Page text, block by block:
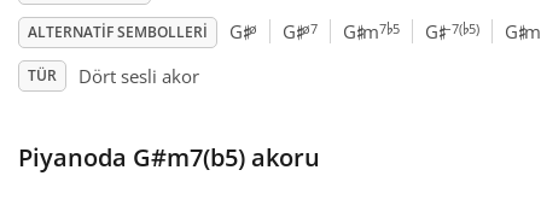
ALTERNATIF SEMBOLLERI G♯ø G♯ø7 G♯m7♭5 G♯–7(♭5) G♯
TÜR Dört sesli akor
Piyanoda G#m7(b5) akoru